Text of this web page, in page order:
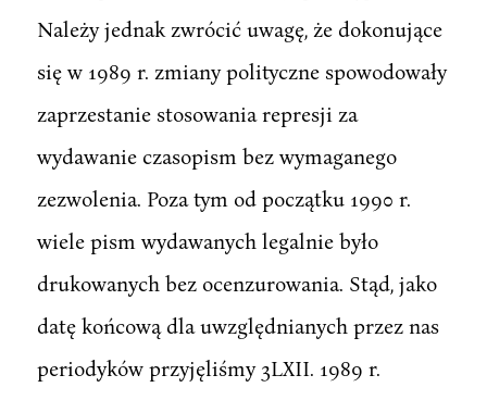
Należy jednak zwrócić uwagę, że dokonujące
się w 1989 r. zmiany polityczne spowodowały
zaprzestanie stosowania represji za
wydawanie czasopism bez wymaganego
zezwolenia. Poza tym od początku 1990 r.
wiele pism wydawanych legalnie było
drukowanych bez ocenzurowania. Stąd, jako
datę końcową dla uwzględnianych przez nas
periodyków przyjęliśmy 3LXII. 1989 r.